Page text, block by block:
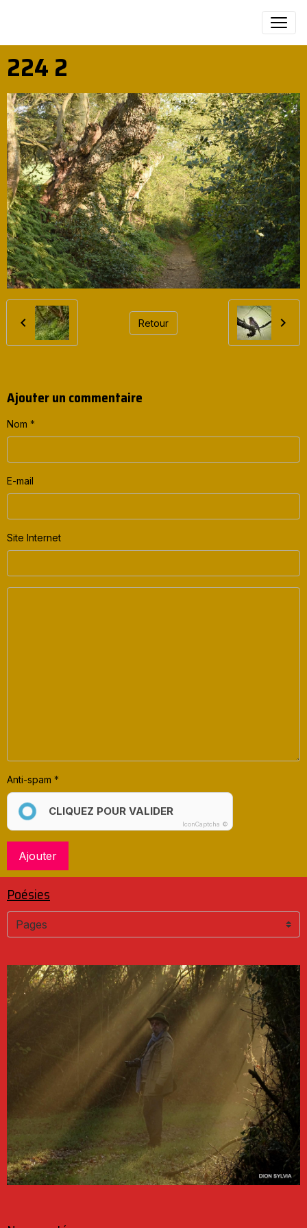
224 2
Retour
Ajouter un commentaire
Nom
E-mail
Site Internet
Anti-spam
CLIQUEZ POUR VALIDER
IconCaptcha ©
Ajouter
Poésies